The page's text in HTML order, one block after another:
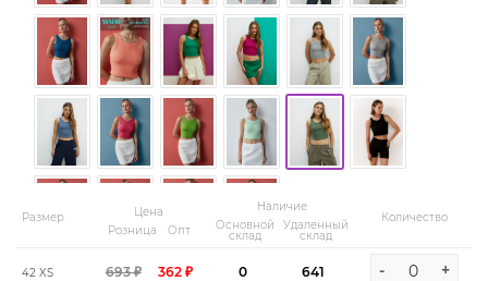
Размер
Цена
Розница
Опт
Наличие
Основной
склад
Удаленный
склад
Количество
42 XS 693 ₽ 362 ₽ 0 641 - +